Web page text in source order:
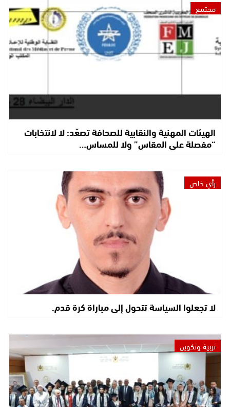
مجتمع
الهيئات المهنية والنقابية للصحافة تصعّد: لا لانتخابات
“مفصلة على المقاس” ولا للمساس…
رأي خاص
لا تجعلوا السياسة تتحول إلى مباراة كرة قدم.
تربية وتكوين